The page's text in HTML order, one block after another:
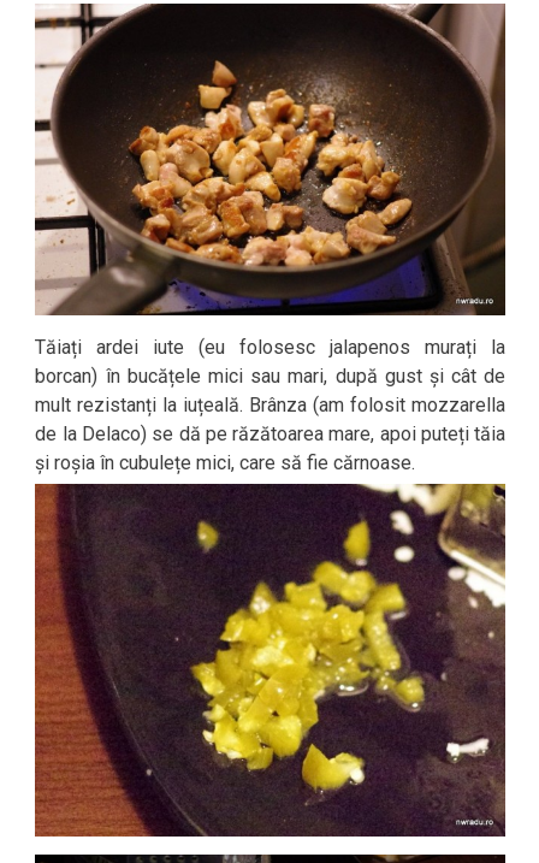
Tăiați ardei iute (eu folosesc jalapenos murați la
borcan) în bucățele mici sau mari, după gust și cât de
mult rezistanți la iuțeală. Brânza (am folosit mozzarella
de la Delaco) se dă pe răzătoarea mare, apoi puteți tăia
și roșia în cubulețe mici, care să fie cărnoase.